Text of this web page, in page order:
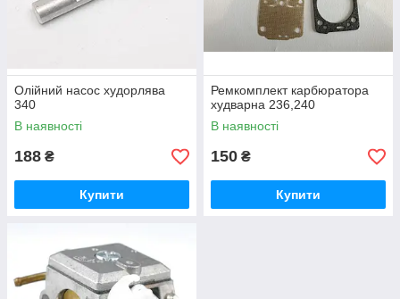
Олійний насос худорлява
340
В наявності
188 ₴
Купити
Ремкомплект карбюратора
худварна 236,240
В наявності
150 ₴
Купити